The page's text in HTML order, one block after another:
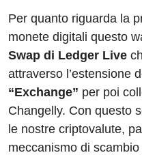
Per quanto riguarda la
monete digitali questo
Swap di Ledger Live
attraverso l’estensione
“Exchange” per poi
Changelly. Con questo
le nostre criptovalute,
meccanismo di